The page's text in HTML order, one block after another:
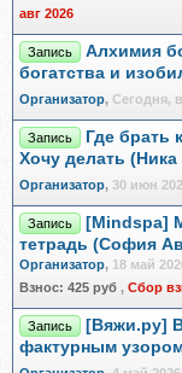
авг 2026
Запись
Алхимия
богатства и
Организатор, Сегодня,
Запись
Где брать
Хочу делать (Ника
Организатор, 30 июн
Запись
[Mindspa]
тетрадь (София
Организатор, 18 май
Взнос: 425 руб , Сбор
Запись
[Вяжи.ру]
фактурным